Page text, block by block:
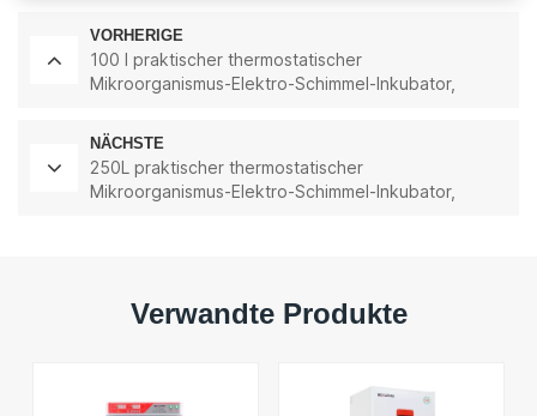
VORHERIGE
100 l praktischer thermostatischer
Mikroorganismus-Elektro-Schimmel-Inkubator,
NÄCHSTE
250L praktischer thermostatischer
Mikroorganismus-Elektro-Schimmel-Inkubator,
Verwandte Produkte